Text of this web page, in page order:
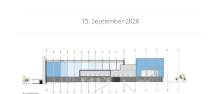
15. September 2020